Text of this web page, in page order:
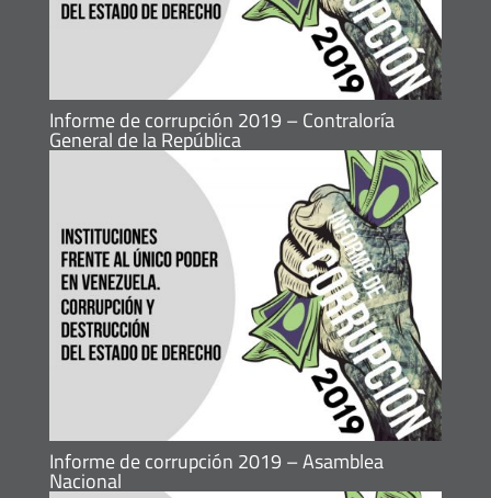
Informe de corrupción 2019 – Contraloría
General de la República
Informe de corrupción 2019 – Asamblea
Nacional